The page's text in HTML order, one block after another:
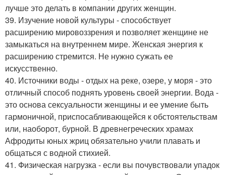
лучше это делать в компании других женщин.
39. Изучение новой культуры - способствует
расширению мировоззрения и позволяет женщине не
замыкаться на внутреннем мире. Женская энергия к
расширению стремится. Не нужно сужать ее
искусственно.
40. Источники воды - отдых на реке, озере, у моря - это
отличный способ поднять уровень своей энергии. Вода -
это основа сексуальности женщины и ее умение быть
гармоничной, приспосабливающейся к обстоятельствам
или, наоборот, бурной. В древнегреческих храмах
Афродиты юных жриц обязательно учили плавать и
общаться с водной стихией.
41. Физическая нагрузка - если вы почувствовали упадок